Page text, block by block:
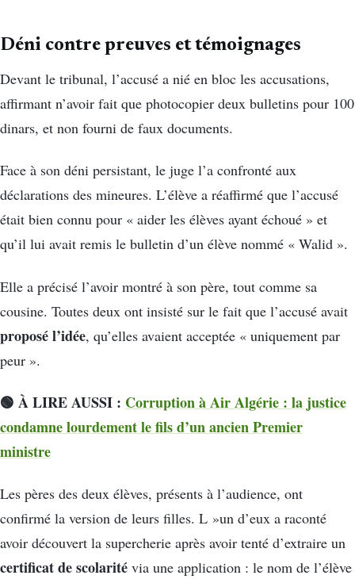
Déni contre preuves et témoignages
Devant le tribunal, l’accusé a nié en bloc les accusations,
affirmant n’avoir fait que photocopier deux bulletins pour 100
dinars, et non fourni de faux documents.
Face à son déni persistant, le juge l’a confronté aux
déclarations des mineures. L’élève a réaffirmé que l’accusé
était bien connu pour « aider les élèves ayant échoué » et
qu’il lui avait remis le bulletin d’un élève nommé « Walid ».
Elle a précisé l’avoir montré à son père, tout comme sa
cousine. Toutes deux ont insisté sur le fait que l’accusé avait
proposé l’idée, qu’elles avaient acceptée « uniquement par
peur ».
🟢 À LIRE AUSSI : Corruption à Air Algérie : la justice
condamne lourdement le fils d’un ancien Premier
ministre
Les pères des deux élèves, présents à l’audience, ont
confirmé la version de leurs filles. L »un d’eux a raconté
avoir découvert la supercherie après avoir tenté d’extraire un
certificat de scolarité via une application : le nom de l’élève